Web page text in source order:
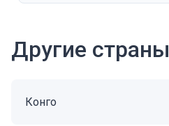
Другие страны
Конго